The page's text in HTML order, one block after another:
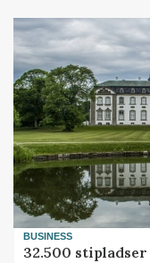
BUSINESS
32.500